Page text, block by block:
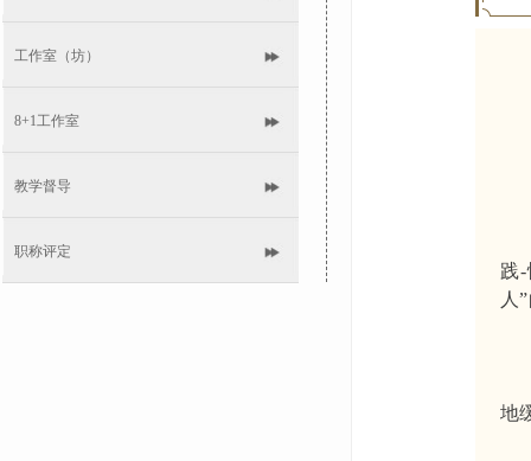
工作室（坊）
8+1工作室
教学督导
职称评定
践
人
地